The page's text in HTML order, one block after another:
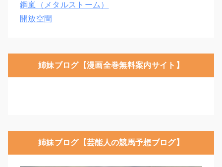
鋼嵐（メタルストーム）
開放空間
姉妹ブログ【漫画全巻無料案内サイト】
姉妹ブログ【芸能人の競馬予想ブログ】